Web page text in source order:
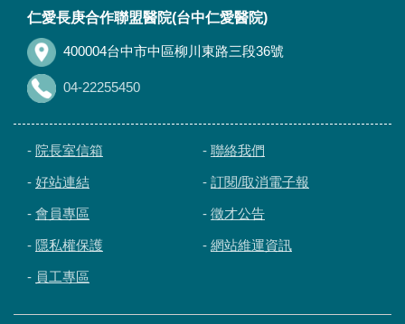
仁愛長庚合作聯盟醫院(台中仁愛醫院)
400004台中市中區柳川東路三段36號
04-22255450
- 院長室信箱 - 聯絡我們
- 好站連結 - 訂閱/取消電子報
- 會員專區 - 徵才公告
- 隱私權保護 - 網站維運資訊
- 員工專區